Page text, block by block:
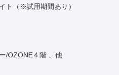
ト（※試用期間あり）
/OZONE４階 、他